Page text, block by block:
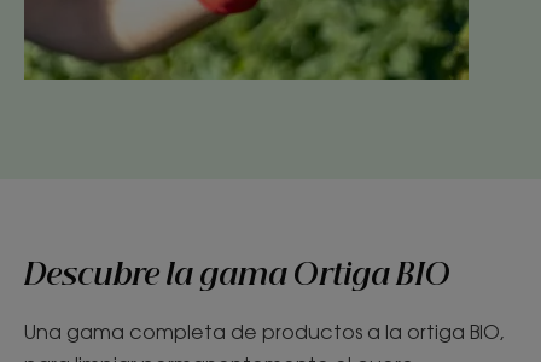
Descubre la gama Ortiga BIO
Una gama completa de productos a la ortiga BIO,